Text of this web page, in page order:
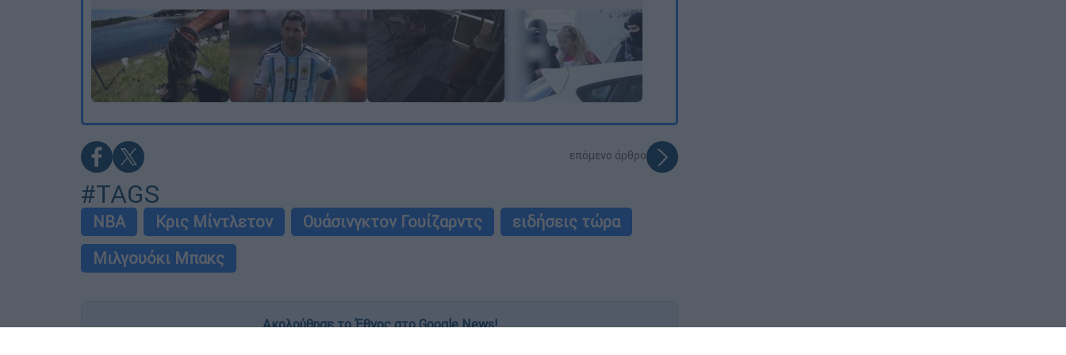
επόμενο άρθρο
#TAGS
NBA Κρις Μίντλετον Ουάσινγκτον Γουίζαρντς
ειδήσεις τώρα
Μιλγουόκι Μπακς
Ακολούθησε το Έθνος στο Google News!